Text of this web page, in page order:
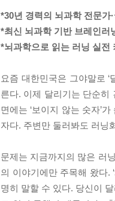
*30년 경력의 뇌과학 전문가
*최신 뇌과학 기반 브레인러
*뇌과학으로 읽는 러닝 실전
요즘 대한민국은 그야말로
른다. 이제 달리기는 단순히
면에는 ‘보이지 않는 숫자’
자다. 주변만 둘러봐도 러닝
문제는 지금까지의 많은 러
의 이야기에만 주목해 왔다.
명히 말할 수 있다. 당신이